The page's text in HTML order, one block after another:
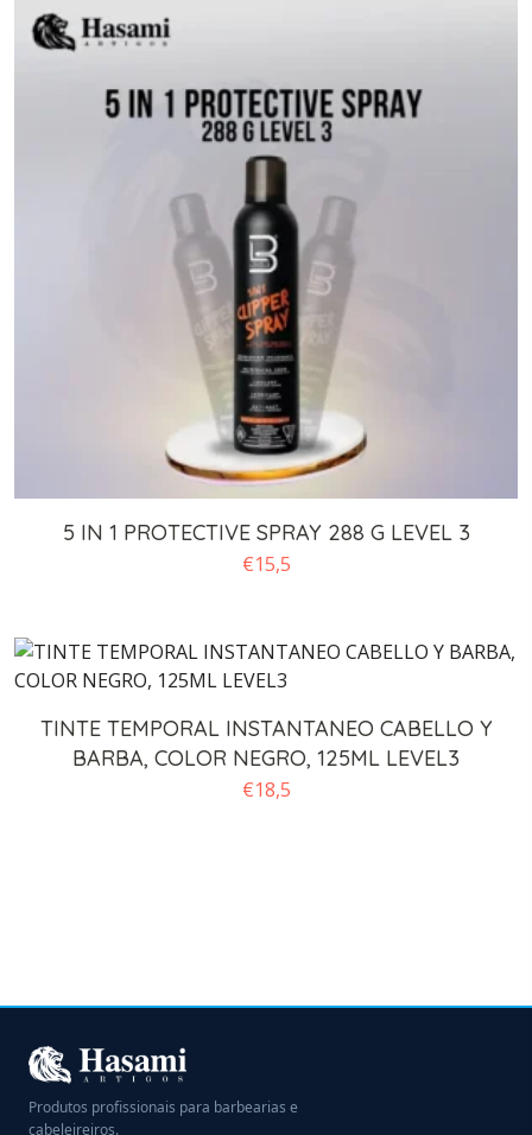
5 IN 1 PROTECTIVE SPRAY 288 G LEVEL 3
€15,5
TINTE TEMPORAL INSTANTANEO CABELLO Y
BARBA, COLOR NEGRO, 125ML LEVEL3
€18,5
Produtos profissionais para barbearias e
cabeleireiros.